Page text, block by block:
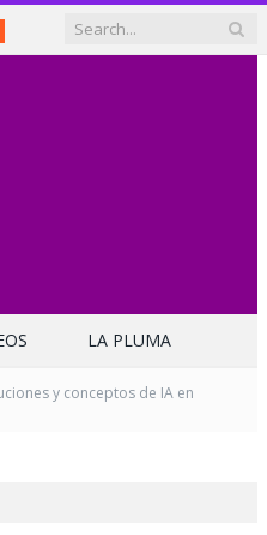
LA PLUMA
y conceptos de IA en